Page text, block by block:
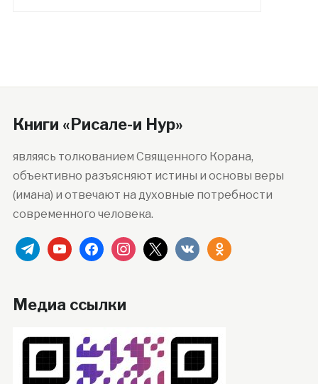
Книги «Рисале-и Нур»
являясь толкованием Священного Корана,
объективно разъясняют истины и основы веры
(имана) и отвечают на духовные потребности
современного человека.
telegramyoutubefacebookinstagram
x vkontakteodnoklassniki
Медиа ссылки